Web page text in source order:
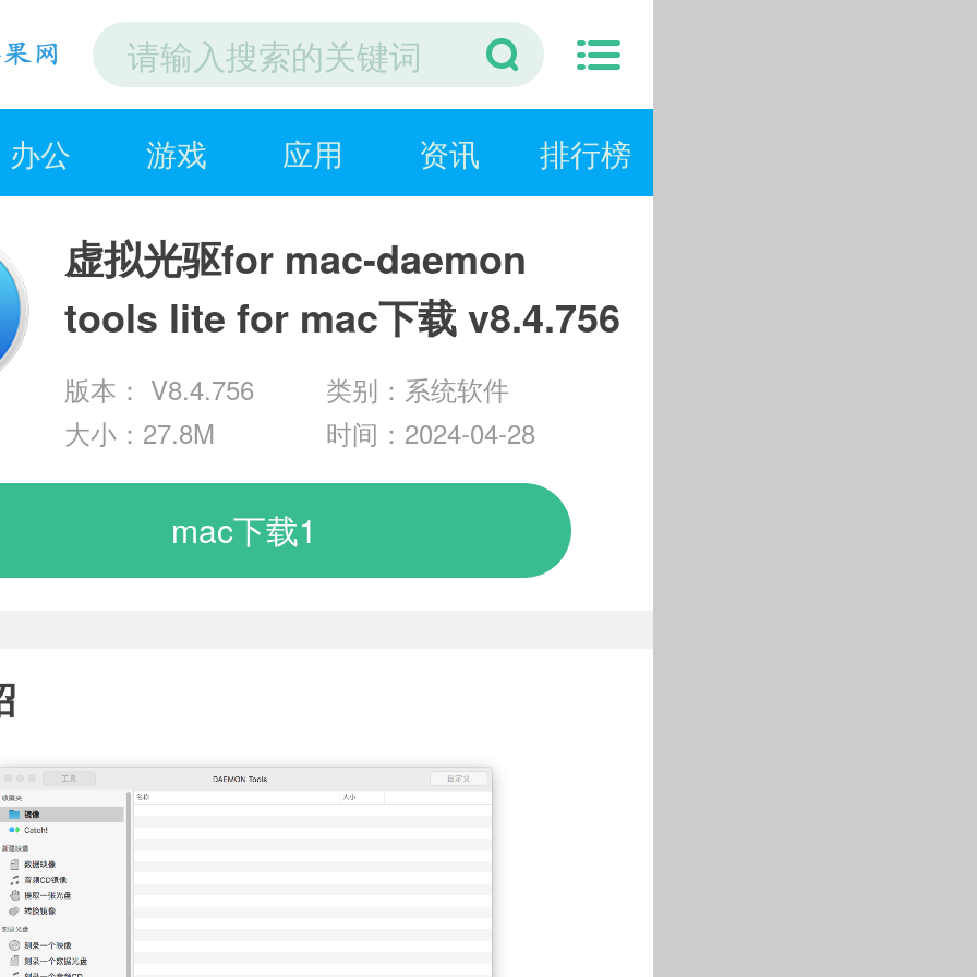
办公 游戏 应用 资讯 排行榜
虚拟光驱for mac-daemon
tools lite for mac下载 v8.4.756
版本： V8.4.756
类别：系统软件
大小：27.8M
时间：2024-04-28
mac下载1